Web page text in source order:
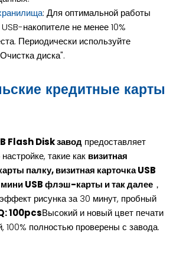
: Для оптимальной работы
накопителе не менее 10%
Периодически используйте
диска".
кредитные карты
Flash Disk завод предоставляет
такие как визитная
палку, визитная карточка USB
USB флэш-карты и так далее ，
рисунка за 30 минут, пробный
100pcsВысокий и новый цвет печати
100% полностью проверены с завода.